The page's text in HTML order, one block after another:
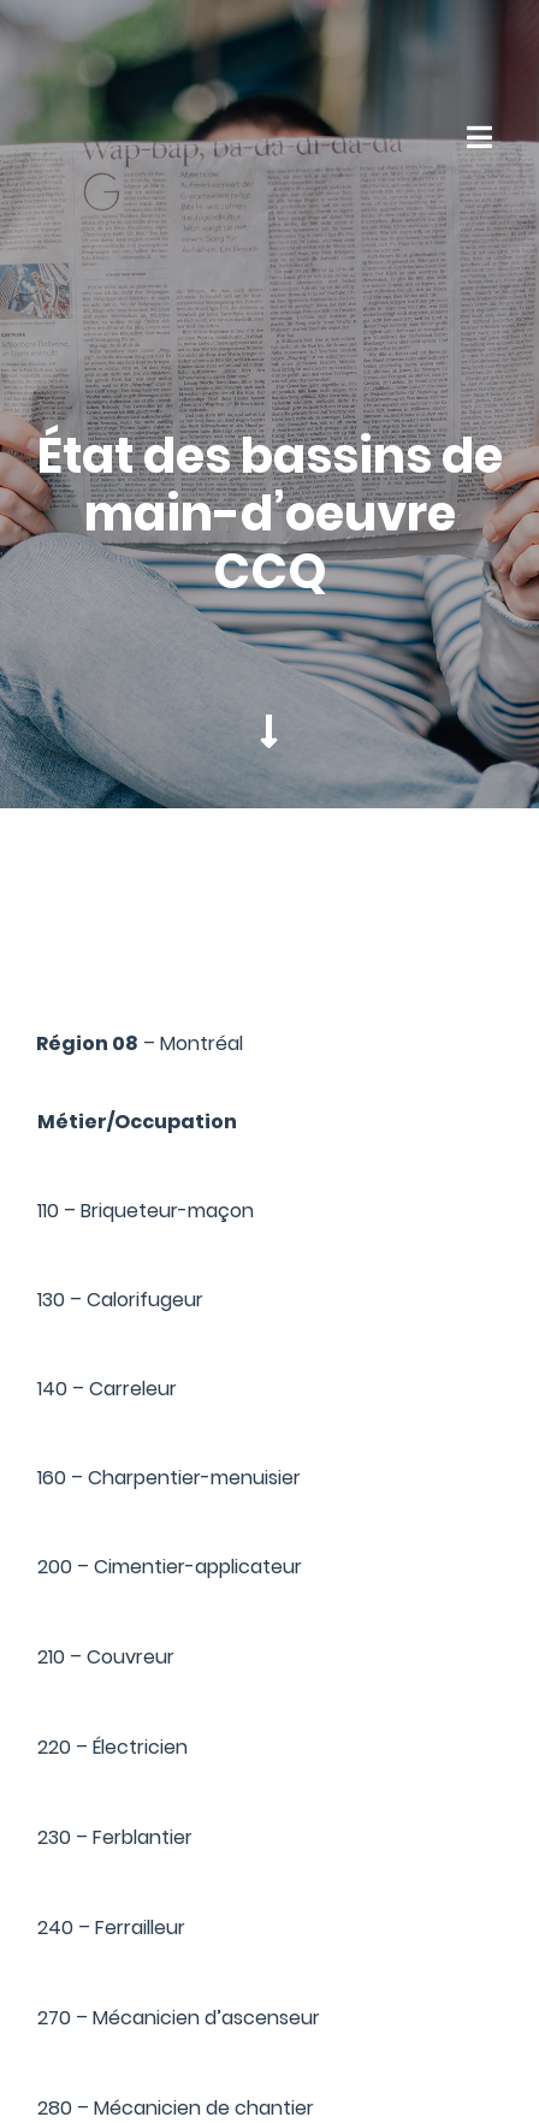
État des bassins de
main-d’oeuvre
CCQ
Région 08 – Montréal
Métier/Occupation
110 – Briqueteur-maçon
130 – Calorifugeur
140 – Carreleur
160 – Charpentier-menuisier
200 – Cimentier-applicateur
210 – Couvreur
220 – Électricien
230 – Ferblantier
240 – Ferrailleur
270 – Mécanicien d’ascenseur
280 – Mécanicien de chantier